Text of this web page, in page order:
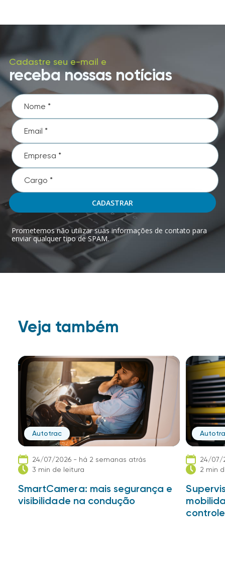
Cadastre seu e-mail e
receba nossas notícias
CADASTRAR
Prometemos não utilizar suas informações de contato para
enviar qualquer tipo de SPAM.
Veja também
Autotrac
24/07/2026 - há 2 semanas atrás
3 min de leitura
SmartCamera: mais segurança e
visibilidade na condução
24/07/
2 min